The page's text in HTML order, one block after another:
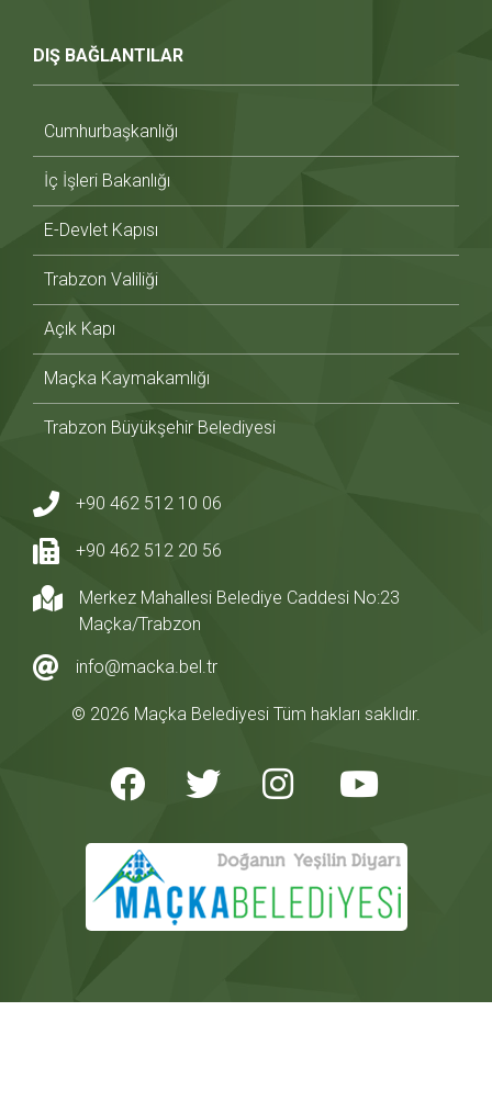
DIŞ BAĞLANTILAR
Cumhurbaşkanlığı
İç İşleri Bakanlığı
E-Devlet Kapısı
Trabzon Valiliği
Açık Kapı
Maçka Kaymakamlığı
Trabzon Büyükşehir Belediyesi
+90 462 512 10 06
+90 462 512 20 56
Merkez Mahallesi Belediye Caddesi No:23
Maçka/Trabzon
info@macka.bel.tr
© 2026 Maçka Belediyesi Tüm hakları saklıdır.